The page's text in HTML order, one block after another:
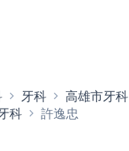
牙科
高雄市牙科
科
許逸忠